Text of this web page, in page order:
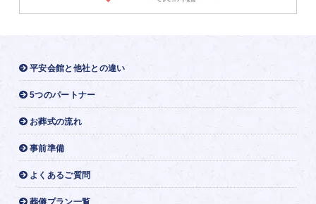
平安会館と他社との違い
5つのパートナー
お葬式の流れ
事前準備
よくあるご質問
葬儀プラン一覧